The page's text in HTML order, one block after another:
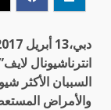
دبي،13 أبريل
انترناشيونال
السببان الأكثر
والأمراض